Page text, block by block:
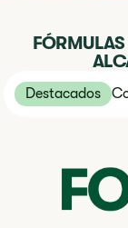
Destacados